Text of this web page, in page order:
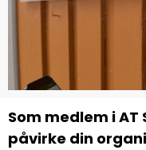
Som medlem i
påvirke din